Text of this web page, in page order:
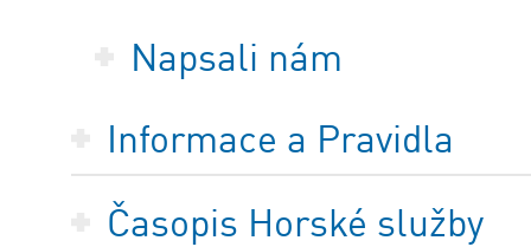
Napsali nám
Informace a Pravidla
Časopis Horské služby